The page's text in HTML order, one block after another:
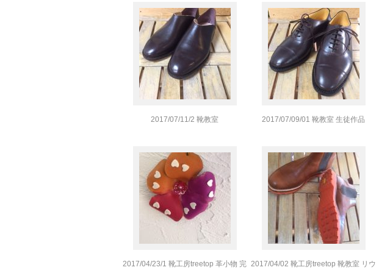
2017/07/11/2 靴教室 2017/07/09/01 靴教室 生徒作品
2017/04/23/1 靴工房treetop 革小物 完 2017/04/02 靴工房treetop 靴教室 リウ